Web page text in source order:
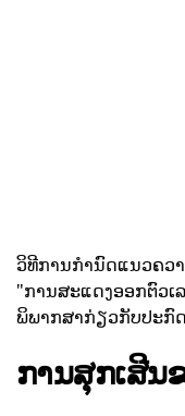
ວິທີການກໍານົດແນວຄວ
"ການສະແດງອອກຕົວເ
ພິພາກສາກ່ຽວກັບປະກົ
ການສຸກເສີນ